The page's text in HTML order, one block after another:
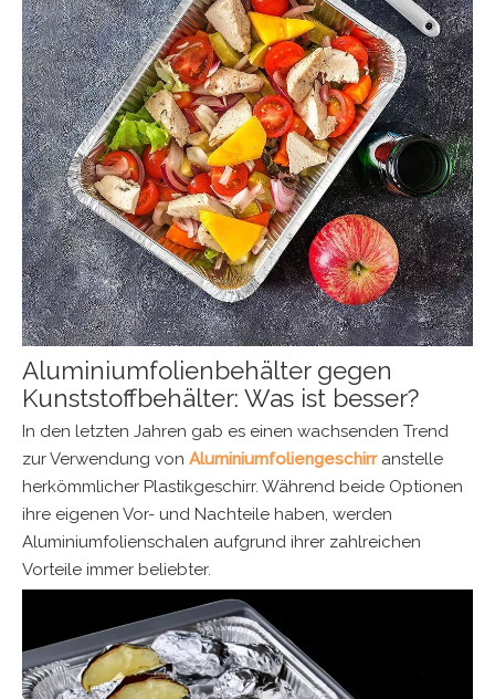
Aluminiumfolienbehälter gegen
Kunststoffbehälter: Was ist besser?
In den letzten Jahren gab es einen wachsenden Trend
zur Verwendung von Aluminiumfoliengeschirr anstelle
herkömmlicher Plastikgeschirr. Während beide Optionen
ihre eigenen Vor- und Nachteile haben, werden
Aluminiumfolienschalen aufgrund ihrer zahlreichen
Vorteile immer beliebter.